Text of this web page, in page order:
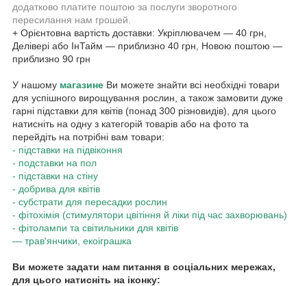
додатково платите поштою за послуги зворотного
пересилання нам грошей.
+ Орієнтовна вартість доставки: Укріплювачем — 40 грн,
Делівері або ІнТайм — приблизно 40 грн, Новою поштою —
приблизно 90 грн
У нашому магазине Ви можете знайти всі необхідні товари
для успішного вирощування рослин, а також замовити дуже
гарні підставки для квітів (понад 300 різновидів), для цього
натисніть на одну з категорій товарів або на фото та
перейдіть на потрібні вам товари:
- підставки на підвіконня
- подставки на пол
- підставки на стіну
- добрива для квітів
- субстрати для пересадки рослин
- фітохімія (стимулятори цвітіння й ліки під час захворювань)
- фітолампи та світильники для квітів
— трав'янчики, екоіграшка
Ви можете задати нам питання в соціальних мережах,
для цього натисніть на іконку: